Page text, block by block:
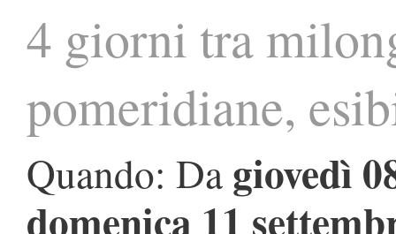
4 giorni tra
pomeridiane,
Quando: Dagiovedì
domenica 11